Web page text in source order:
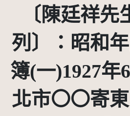
〔陳廷祥先
列〕：昭和
簿(一)1927年
北市〇〇寄